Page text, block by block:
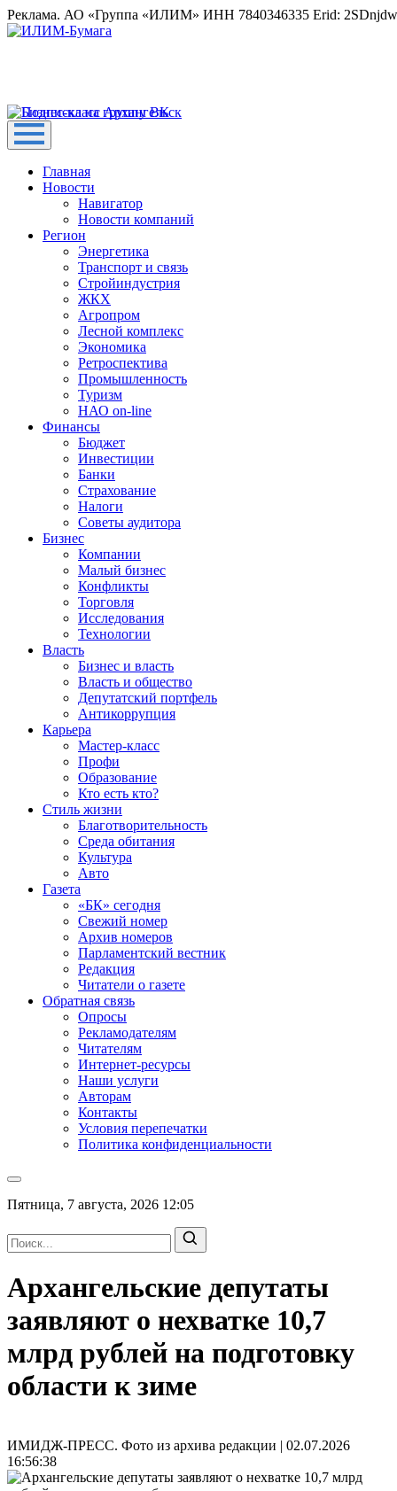
Реклама. АО «Группа «ИЛИМ» ИНН 7840346335 Erid:
Главная
Новости
Навигатор
Новости компаний
Регион
Энергетика
Транспорт и связь
Стройиндустрия
ЖКХ
Агропром
Лесной комплекс
Экономика
Ретроспектива
Промышленность
Туризм
НАО on-line
Финансы
Бюджет
Инвестиции
Банки
Страхование
Налоги
Советы аудитора
Бизнес
Компании
Малый бизнес
Конфликты
Торговля
Исследования
Технологии
Власть
Бизнес и власть
Власть и общество
Депутатский портфель
Антикоррупция
Карьера
Мастер-класс
Профи
Образование
Кто есть кто?
Стиль жизни
Благотворительность
Среда обитания
Культура
Авто
Газета
«БК» сегодня
Свежий номер
Архив номеров
Парламентский вестник
Редакция
Читатели о газете
Обратная связь
Опросы
Рекламодателям
Читателям
Интернет-ресурсы
Наши услуги
Авторам
Контакты
Условия перепечатки
Политика конфиденциальности
Пятница, 7 августа, 2026 12:05
Архангельские депутаты
заявляют о нехватке 10,7
млрд рублей на подготовку
области к зиме
ИМИДЖ-ПРЕСС. Фото из архива редакции | 02.07.2026
16:56:38